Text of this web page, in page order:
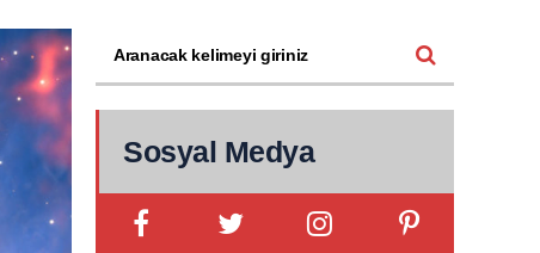
Sosyal Medya